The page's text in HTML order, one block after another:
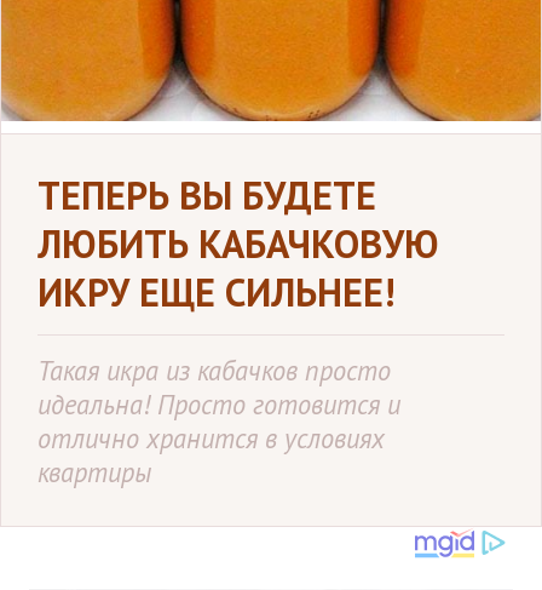
ТЕПЕРЬ ВЫ БУДЕТЕ
ЛЮБИТЬ КАБАЧКОВУЮ
ИКРУ ЕЩЕ СИЛЬНЕЕ!
Такая икра из кабачков просто
идеальна! Просто готовится и
отлично хранится в условиях
квартиры